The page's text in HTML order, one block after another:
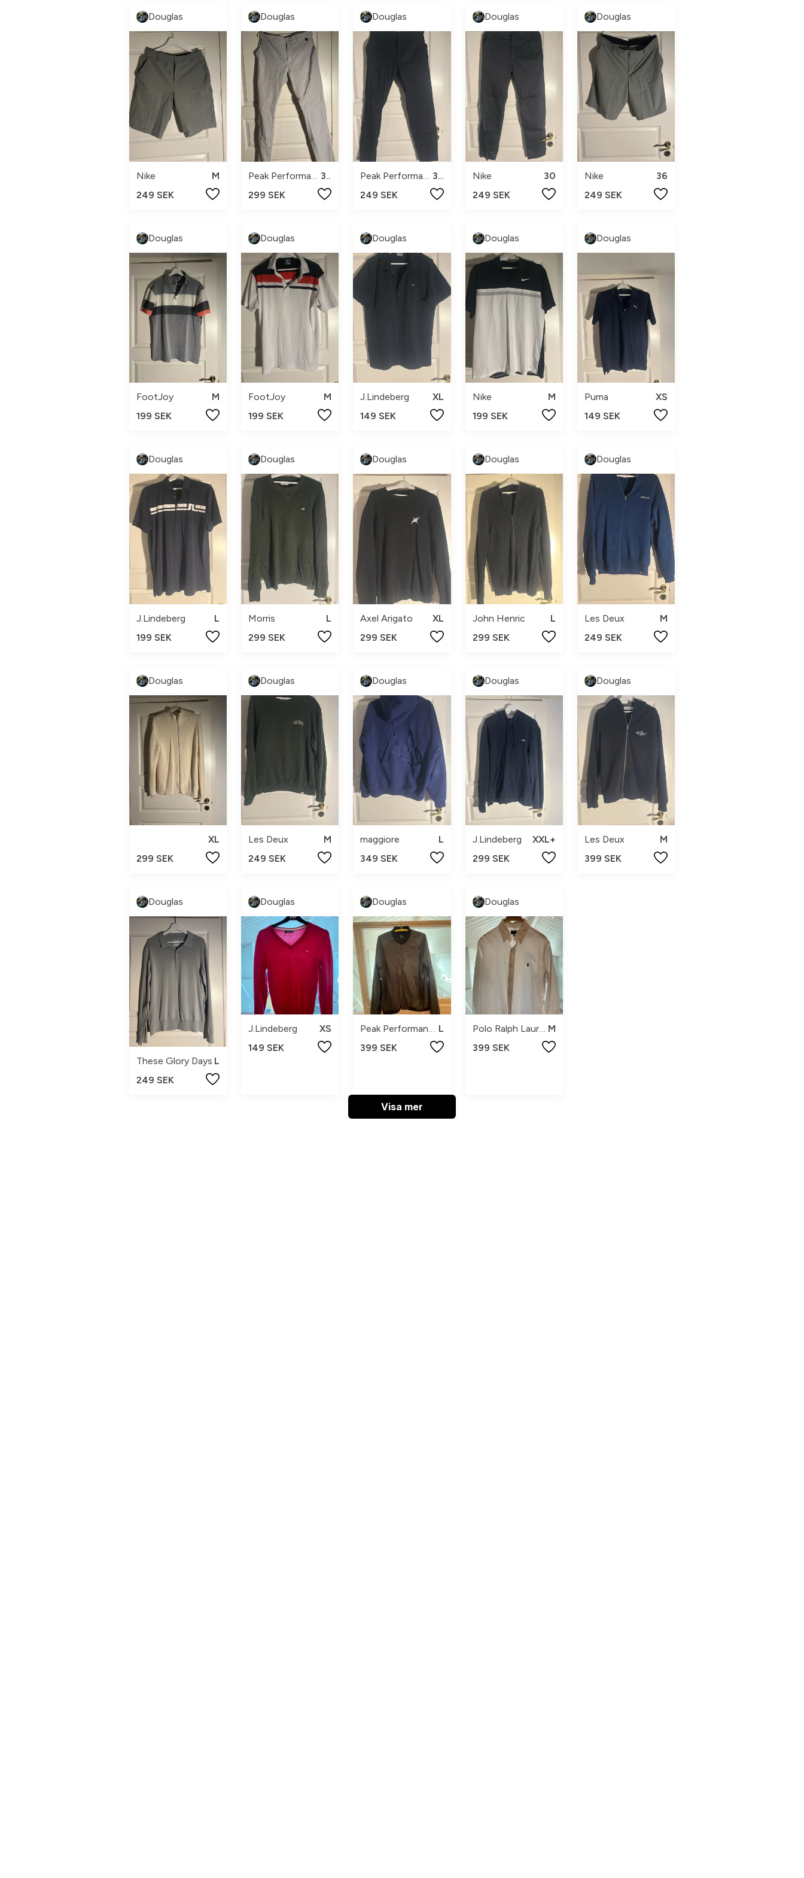
Douglas
Nike
M
249 SEK
Douglas
34
299 SEK
Douglas
34
249 SEK
Douglas
Nike
30
249 SEK
Douglas
Nike
36
249 SEK
Douglas
FootJoy
M
199 SEK
Douglas
FootJoy
M
199 SEK
Douglas
J.Lindeberg
XL
149 SEK
Douglas
Nike
M
199 SEK
Douglas
Puma
XS
149 SEK
Douglas
J.Lindeberg
L
199 SEK
Douglas
Morris
L
299 SEK
Douglas
Axel Arigato
XL
299 SEK
Douglas
John Henric
L
299 SEK
Douglas
Les Deux
M
249 SEK
Douglas
XL
299 SEK
Douglas
Les Deux
M
249 SEK
Douglas
maggiore
L
349 SEK
Douglas
J.Lindeberg
XXL+
299 SEK
Douglas
Les Deux
M
399 SEK
Douglas
These Glory Days L
249 SEK
Douglas
J.Lindeberg
XS
149 SEK
Douglas
399 SEK
Douglas
Polo Ralph Lauren
399 SEK
Visa mer